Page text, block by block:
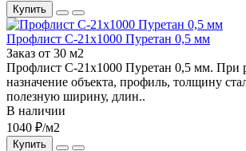
Купить
Профлист С-21х1000 Пуретан 0,5 мм
Заказ от 30 м2
Профлист С-21х1000 Пуретан 0,5 мм. При
назначение объекта, профиль, толщину
полезную ширину, длин..
В наличии
1040 ₽/м2
Купить